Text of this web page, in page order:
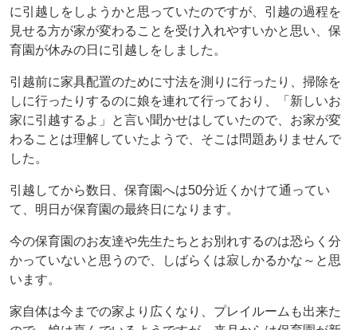
に引越しをしようかと思っていたのですが、引越の過程を
見せる方が家が変わることを受け入れやすいかと思い、保
育園が休みの日に引越しをしました。
引越前に家具配置のために寸法を測りに行ったり、掃除を
しに行ったりするのに娘を連れて行っており、「新しいお
家に引越するよ」と言い聞かせはしていたので、お家が変
わることは理解していたようで、そこは問題ありませんで
した。
引越してから数日、保育園へは50分近くかけて通ってい
て、明日が保育園の最終日になります。
今の保育園のお友達や先生たちとお別れするのは恐らく分
かっていないと思うので、しばらくは寂しかるかな～と思
います。
家自体は今までの家より広くなり、プレイルームも出来た